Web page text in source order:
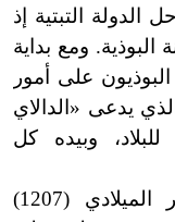
الدولة التبتية إذ
البوذية. ومع بداية
على أمور
يدعى «الدالاي
وبيده كل
في بداية القرن الثالث عشر الميلادي (1207)